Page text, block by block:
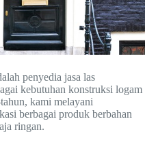
penyedia jasa las
kebutuhan konstruksi logam
kami melayani
berbagai produk berbahan
ringan.